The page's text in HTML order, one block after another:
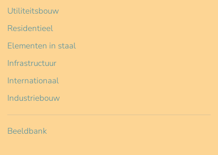
Utiliteitsbouw
Residentieel
Elementen in staal
Infrastructuur
Internationaal
Industriebouw
Beeldbank